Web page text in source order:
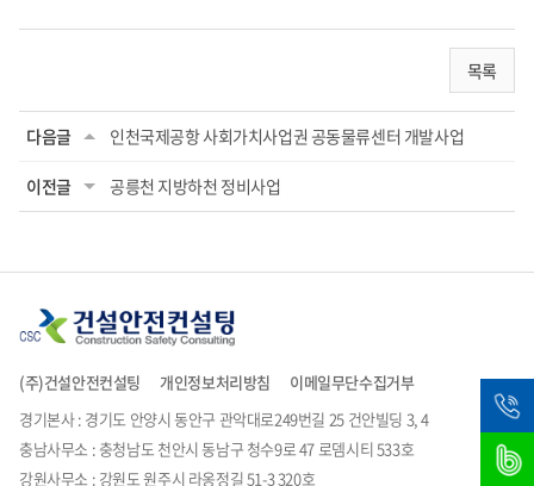
목록
다음글 인천국제공항 사회가치사업권 공동물류센터 개발사업
이전글 공릉천 지방하천 정비사업
(주)건설안전컨설팅 개인정보처리방침
이메일무단수집거부
경기본사 : 경기도 안양시 동안구 관악대로249번길 25 건안빌딩 3, 4
충남사무소 : 충청남도 천안시 동남구 청수9로 47 로뎀시티 533호
강원사무소 : 강원도 원주시 라옹정길 51-3 320호